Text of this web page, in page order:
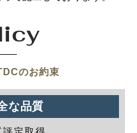
のお約束
な品質